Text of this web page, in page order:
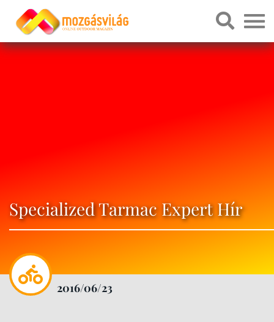
Specialized Tarmac Expert Hír
2016/06/23